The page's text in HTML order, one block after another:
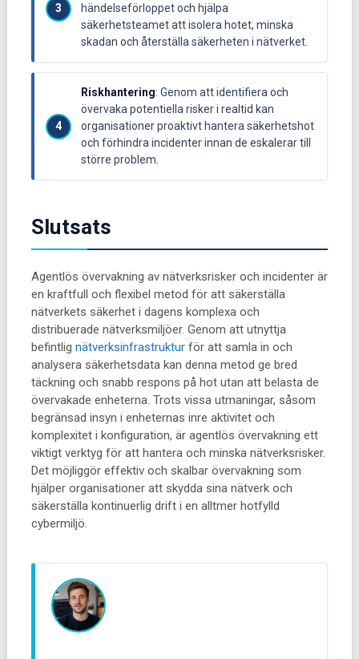
händelseförloppet och hjälpa
säkerhetsteamet att isolera hotet, minska
skadan och återställa säkerheten i nätverket.
Riskhantering: Genom att identifiera och
övervaka potentiella risker i realtid kan
organisationer proaktivt hantera säkerhetshot
och förhindra incidenter innan de eskalerar till
större problem.
Slutsats
Agentlös övervakning av nätverksrisker och incidenter är
en kraftfull och flexibel metod för att säkerställa
nätverkets säkerhet i dagens komplexa och
distribuerade nätverksmiljöer. Genom att utnyttja
befintlig nätverksinfrastrukturför att samla in och
analysera säkerhetsdata kan denna metod ge bred
täckning och snabb respons på hot utan att belasta de
övervakade enheterna. Trots vissa utmaningar, såsom
begränsad insyn i enheternas inre aktivitet och
komplexitet i konfiguration, är agentlös övervakning ett
viktigt verktyg för att hantera och minska nätverksrisker.
Det möjliggör effektiv och skalbar övervakning som
hjälper organisationer att skydda sina nätverk och
säkerställa kontinuerlig drift i en alltmer hotfylld
cybermiljö.